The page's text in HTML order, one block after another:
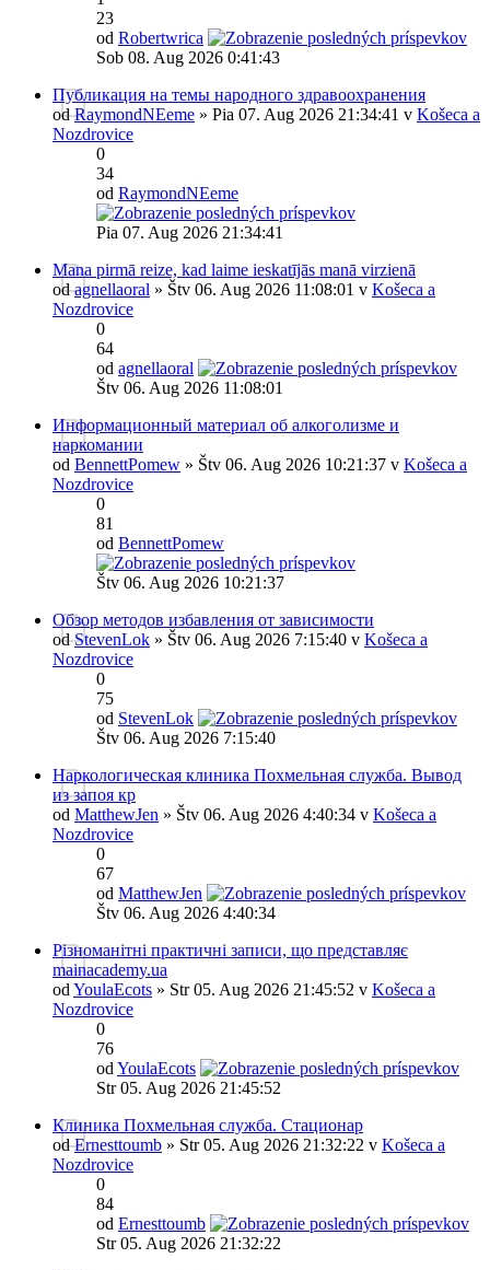
23
od Robertwrica
Sob 08. Aug 2026 0:41:43
Публикация на темы народного здравоохранения
odRaymondNEeme » Pia 07. Aug 2026 21:34:41 v Košeca a
Nozdrovice
0
34
od RaymondNEeme
Pia 07. Aug 2026 21:34:41
Mana pirmā reize, kad laime ieskatījās manā virzienā
odagnellaoral » Štv 06. Aug 2026 11:08:01 v Košeca a
Nozdrovice
0
64
od agnellaoral
Štv 06. Aug 2026 11:08:01
Информационный материал об алкоголизме и
наркомании
od BennettPomew » Štv 06. Aug 2026 10:21:37 v Košeca a
Nozdrovice
0
81
od BennettPomew
Štv 06. Aug 2026 10:21:37
Обзор методов избавления от зависимости
odStevenLok » Štv 06. Aug 2026 7:15:40 v Košeca a
Nozdrovice
0
75
od StevenLok
Štv 06. Aug 2026 7:15:40
Наркологическая клиника Похмельная служба. Вывод
из запоя кр
od MatthewJen » Štv 06. Aug 2026 4:40:34 v Košeca a
Nozdrovice
0
67
od MatthewJen
Štv 06. Aug 2026 4:40:34
Різноманітні практичні записи, що представляє
mainacademy.ua
od YoulaEcots » Str 05. Aug 2026 21:45:52 v Košeca a
Nozdrovice
0
76
od YoulaEcots
Str 05. Aug 2026 21:45:52
Клиника Похмельная служба. Стационар
odErnesttoumb » Str 05. Aug 2026 21:32:22 v Košeca a
Nozdrovice
0
84
od Ernesttoumb
Str 05. Aug 2026 21:32:22